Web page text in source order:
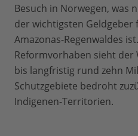
Besuch in Norwegen, was
der wichtigsten Geldgeber
Amazonas-Regenwaldes
Reformvorhaben sieht der
bis langfristig rund zehn
Schutzgebiete bedroht
Indigenen-Territorien.